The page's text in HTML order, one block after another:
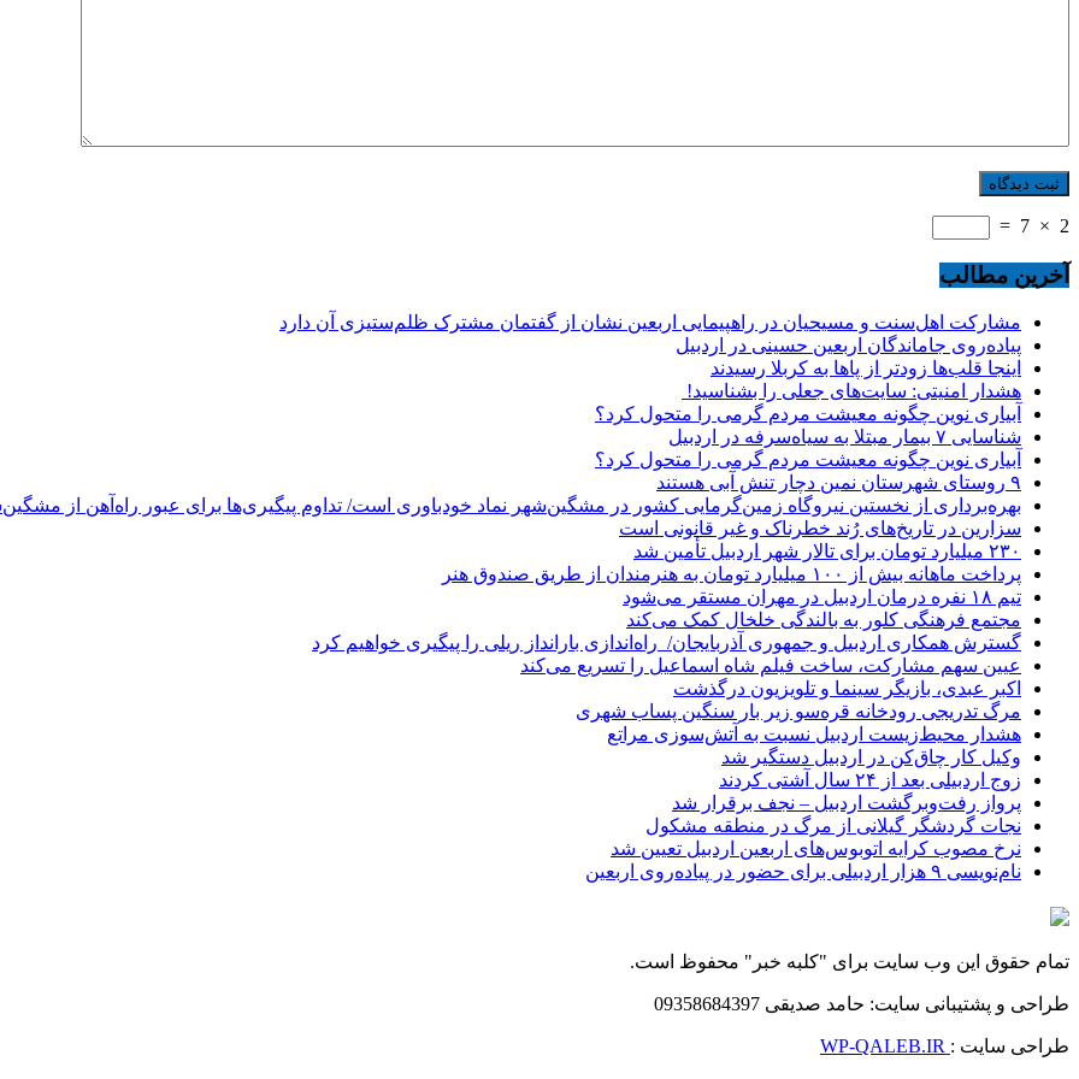
2
×
7
=
آخرین مطالب
مشارکت اهل‌سنت و مسیحیان در راهپیمایی اربعین نشان از گفتمان مشترک ظلم‌ستیزی آن دارد
پیاده‌روی جاماندگان اربعین حسینی در اردبیل
اینجا قلب‌ها زودتر از پاها به کربلا رسیدند
هشدار امنیتی: سایت‌های جعلی را بشناسید!
آبیاری نوین چگونه معیشت مردم گرمی را متحول کرد؟
شناسایی ۷ بیمار مبتلا به سیاه‌سرفه در اردبیل
آبیاری نوین چگونه معیشت مردم گرمی را متحول کرد؟
۹ روستای شهرستان نمین دچار تنش آبی هستند
بهره‌برداری از نخستین نیروگاه زمین‌گرمایی کشور در مشگین‌شهر نماد خودباوری است/ تداوم پیگیری‌ها برای عبور راه‌آهن از
سزارین در تاریخ‌های رُند خطرناک و غیر قانونی است
۲۳۰ میلیارد تومان برای تالار شهر اردبیل تأمین شد
پرداخت ماهانه بیش از ۱۰۰ میلیارد تومان به هنرمندان از طریق صندوق هنر
تیم ۱۸ نفره درمان اردبیل در مهران مستقر می‌شود
مجتمع فرهنگی کلور به بالندگی خلخال کمک می‌کند
گسترش همکاری اردبیل و جمهوری آذربایجان/ راه‌اندازی بارانداز ریلی را پیگیری خواهیم کرد
عیین سهم مشارکت، ساخت فیلم شاه‌ اسماعیل را تسریع می‌کند
اکبر عبدی، بازیگر سینما و تلویزیون درگذشت
مرگ تدریجی رودخانه قره‌سو زیر بار سنگین پساب شهری
هشدار محیط‌زیست اردبیل نسبت به آتش‌سوزی مراتع
وکیل کار چاق‌کن در اردبیل دستگیر شد
زوج اردبیلی بعد از ۲۴ سال آشتی کردند
پرواز رفت‌وبرگشت اردبیل – نجف برقرار شد
نجات گردشگر گیلانی از مرگ در منطقه مشکول
نرخ مصوب کرایه اتوبوس‌های اربعین اردبیل تعیین شد
نام‌نویسی ۹ هزار اردبیلی برای حضور در پیاده‌روی اربعین
تمام حقوق این وب سایت برای "کلبه خبر" محفوظ است.
طراحی و پشتیبانی سایت: حامد صدیقی 09358684397
طراحی سایت :